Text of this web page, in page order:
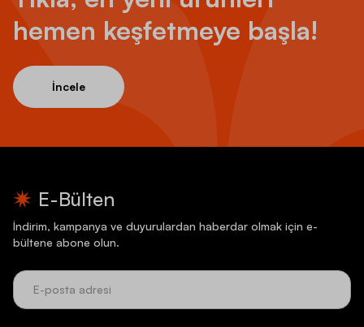
hemen keşfetmeye başla!
İncele
E-Bülten
İndirim, kampanya ve duyurulardan haberdar olmak için e-
bültene abone olun.